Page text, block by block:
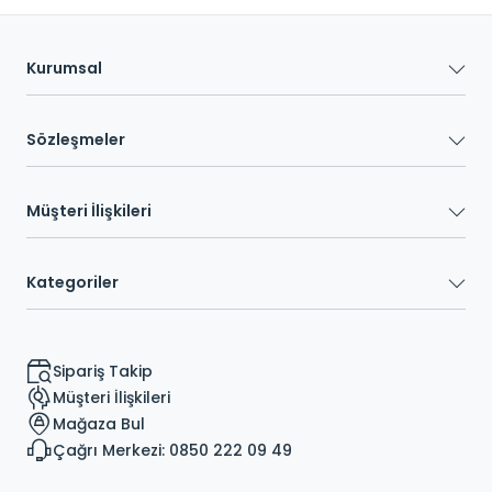
Kurumsal
Sözleşmeler
Müşteri İlişkileri
Kategoriler
Sipariş Takip
Müşteri İlişkileri
Mağaza Bul
Çağrı Merkezi: 0850 222 09 49